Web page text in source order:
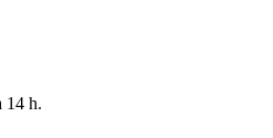
14 h.